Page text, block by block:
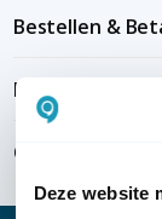
Deze website
Bestellen &
Bezorgen &
Over KommaGo